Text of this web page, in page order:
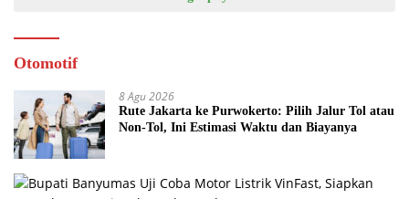
Otomotif
8 Agu 2026
Rute Jakarta ke Purwokerto: Pilih Jalur Tol atau
Non-Tol, Ini Estimasi Waktu dan Biayanya